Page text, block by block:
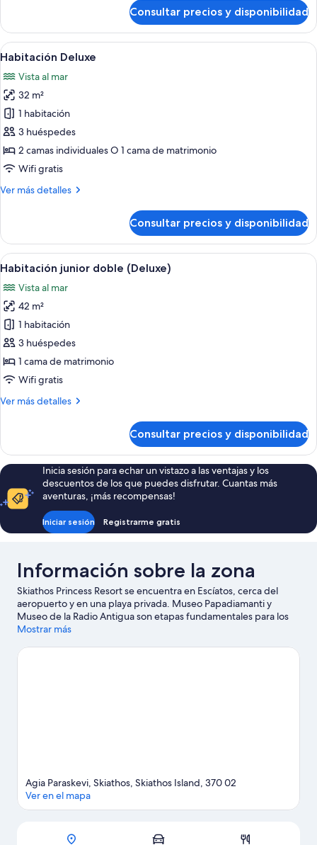
superior
Consultar precios y disponibilidad
Abrir
todas
las
fotos
de
Habitación
Deluxe
Habitación de hotel con cama,
4
Habitación Deluxe
Vista al mar
32 m²
1 habitación
3 huéspedes
2 camas individuales O 1 cama de matrimonio
Wifi gratis
Ver más detalles
Más
Deluxe
Consultar precios y disponibilidad
Abrir
todas
las
fotos
de
Habitación
junior
doble
(Deluxe)
Una habitación con vista a una
9
Habitación junior doble (Deluxe)
Vista al mar
42 m²
1 habitación
3 huéspedes
1 cama de matrimonio
Wifi gratis
Ver más detalles
Más
junior
doble
(Deluxe)
Consultar precios y disponibilidad
Inicia sesión para echar un vistazo a las ventajas y los
descuentos de los que puedes disfrutar. Cuantas más
aventuras, ¡más recompensas!
Iniciar sesión Registrarme gratis
Información sobre la zona
Skiathos Princess Resort se encuentra en Escíatos, cerca del
aeropuerto y en una playa privada. Museo Papadiamanti y
Museo de la Radio Antigua son etapas fundamentales para los
aficionados a la cultura en esta región, donde también puedes
vacaciones activas. Tendrás la oportunidad de disfrutar del agua
Mostrar más
Mapa
Agia Paraskevi, Skiathos, Skiathos Island, 370 02
Ver en el mapa